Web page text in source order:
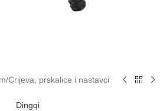
/Crijeva, prskalice i nastavci
Dingqi